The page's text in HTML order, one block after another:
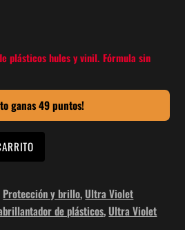
plásticos hules y vinil. Fórmula sin
ganas 49 puntos!
Protección y brillo,Ultra Violet
de plásticos,Ultra Violet